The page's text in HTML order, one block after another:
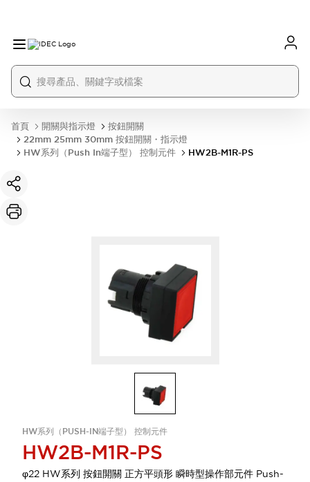
首頁 開關與指示燈
按鈕開關
22mm 25mm 30mm 按鈕開關・指示燈
HW系列（Push In端子型） 控制元件
HW2B-M1R-PS
HW系列（PUSH-IN端子型） 控制元件
HW2B-M1R-PS
φ22 HW系列 按鈕開關 正方平頭形 瞬時型操作部元件 Push-